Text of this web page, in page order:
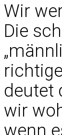
Wir
Die
deutet
wir
wenn